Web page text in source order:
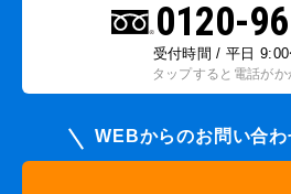
0120-
受付時間 / 平日
タップすると電話がか
WEBからのお問い合わ